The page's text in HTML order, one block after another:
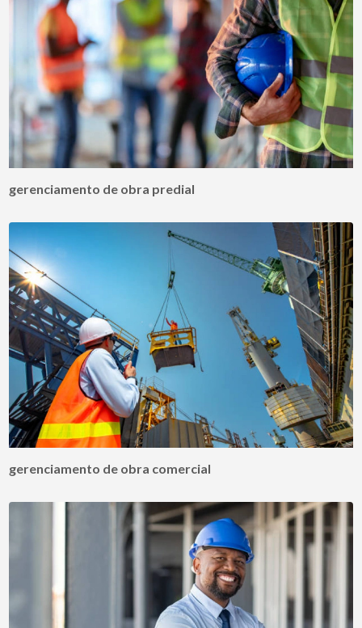
gerenciamento de obra predial
gerenciamento de obra comercial